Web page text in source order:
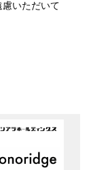
いただいて